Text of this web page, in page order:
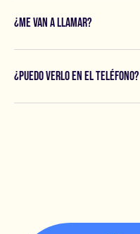
¿Me Van A Llamar?
¿Puedo Verlo En El Teléfono?